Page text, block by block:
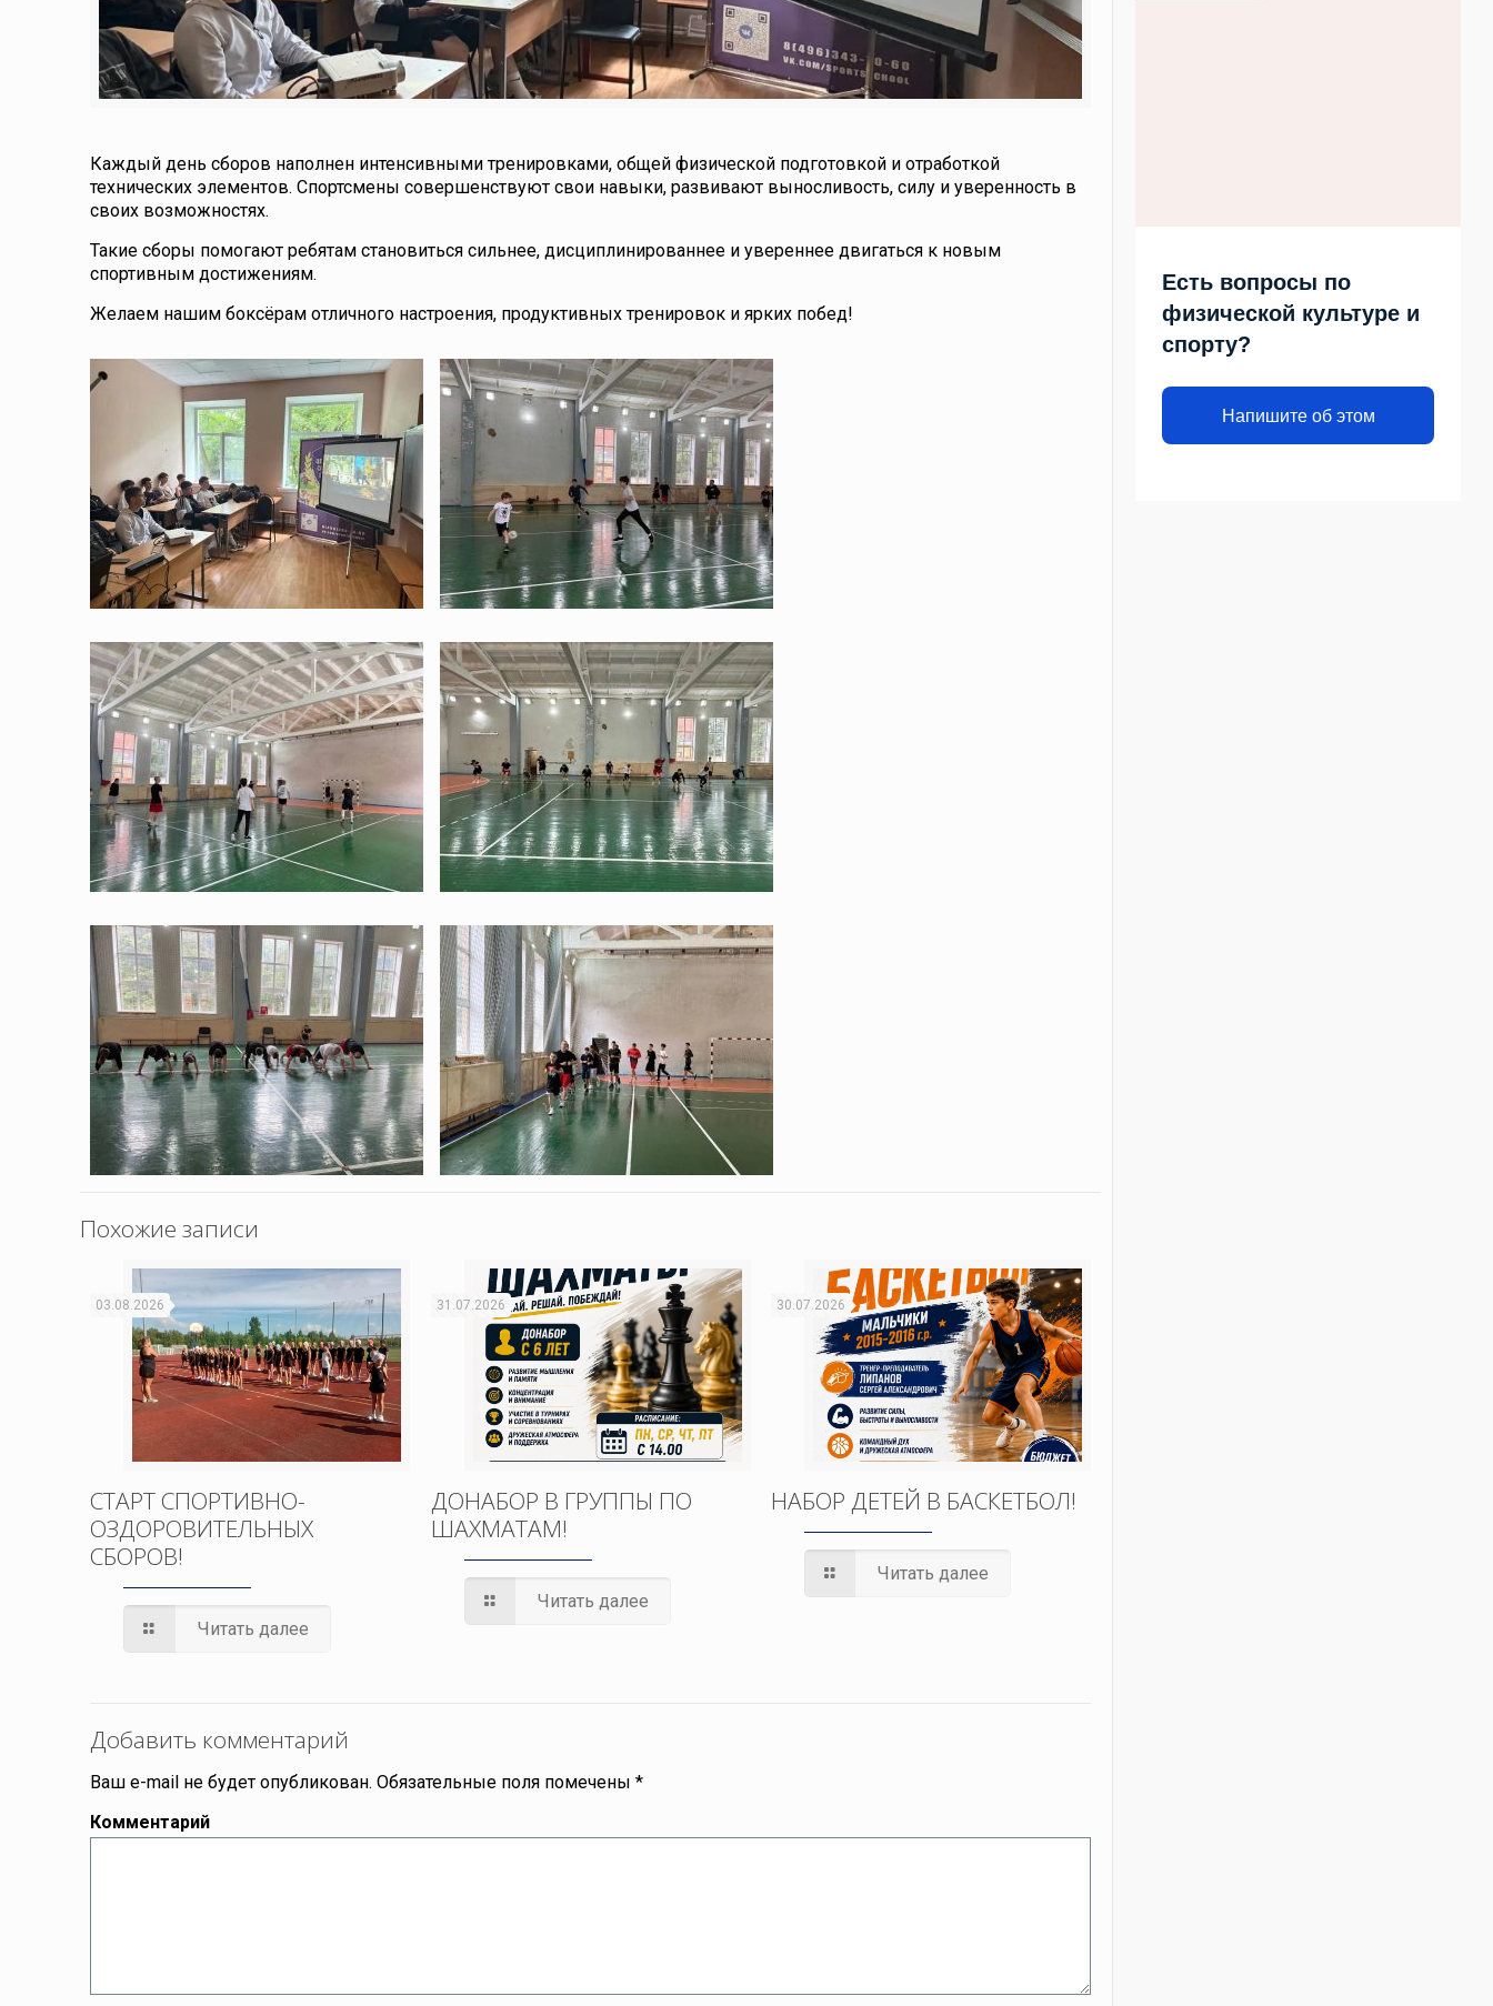
Каждый день сборов наполнен интенсивными тренировками, общей физической подготовкой и отработкой
технических элементов. Спортсмены совершенствуют свои навыки, развивают выносливость, силу и уверенность в
своих возможностях.
Такие сборы помогают ребятам становиться сильнее, дисциплинированнее и увереннее двигаться к новым
спортивным достижениям.
Желаем нашим боксёрам отличного настроения, продуктивных тренировок и ярких побед!
Похожие записи
03.08.2026
СТАРТ СПОРТИВНО-
ОЗДОРОВИТЕЛЬНЫХ
СБОРОВ!
Читать далее
31.07.2026
ДОНАБОР В ГРУППЫ ПО
ШАХМАТАМ!
Читать далее
30.07.2026
НАБОР ДЕТЕЙ В БАСКЕТБОЛ!
Читать далее
Добавить комментарий
Ваш e-mail не будет опубликован. Обязательные поля помечены*
Комментарий
Есть вопросы по
физической культуре и
спорту?
Напишите об этом